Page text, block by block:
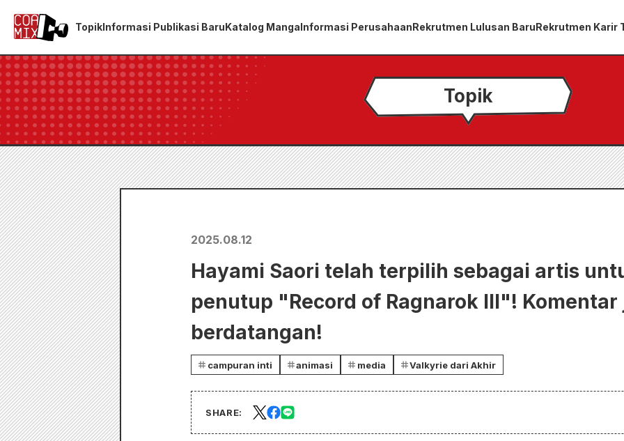
TopikInformasi Publikasi BaruKatalog MangaInformasi PerusahaanRekrutmen Lulusan BaruRekrutmen Karir
Topik
2025.08.12
Hayami Saori telah terpilih sebagai artis
penutup "Record of Ragnarok III"!
berdatangan!
campuran inti animasi media Valkyrie dari Akhir
SHARE: